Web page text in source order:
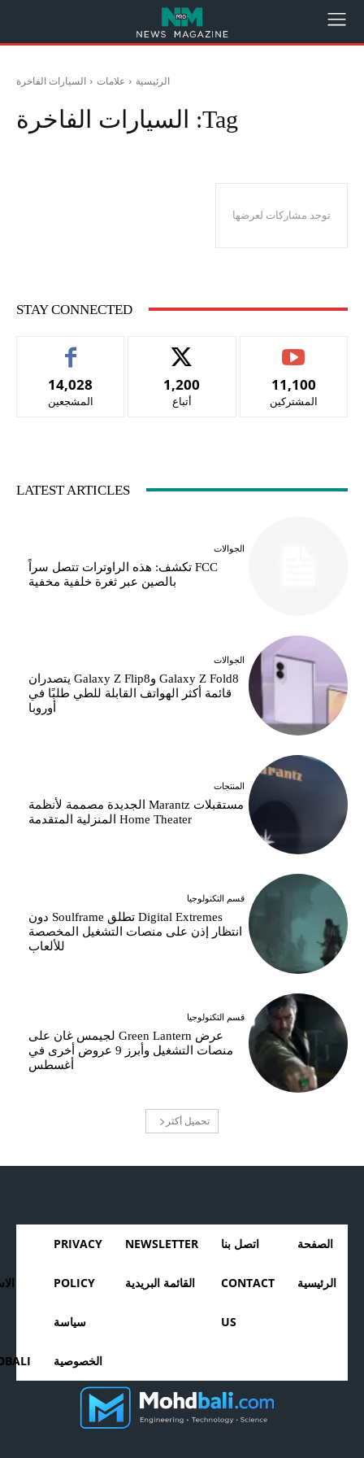
الرئيسية علامات السيارات الفاخرة
Tag: السيارات الفاخرة
توجد مشاركات لعرضها
STAY CONNECTED
14,028
المشجعين
1,200
أتباع
11,100
المشتركين
LATEST ARTICLES
الجوالات
FCC تكشف: هذه الراوترات تتصل سراً
بالصين عبر ثغرة خلفية مخفية
الجوالات
Galaxy Z Fold8 وGalaxy Z Flip8 يتصدران
قائمة أكثر الهواتف القابلة للطي طلبًا في
أوروبا
المنتجات
مستقبلات Marantz الجديدة مصممة لأنظمة
Home Theater المنزلية المتقدمة
قسم التكنولوجيا
Digital Extremes تطلق Soulframe دون
انتظار إذن على منصات التشغيل المخصصة
للألعاب
قسم التكنولوجيا
عرض Green Lantern لجيمس غان على
منصات التشغيل وأبرز 9 عروض أخرى في
أغسطس
تحميل أكثر
الصفحة
الرئيسية
اتصل بنا
CONTACT
US
NEWSLETTER
القائمة البريدية
PRIVACY
POLICY
سياسة
الخصوصية